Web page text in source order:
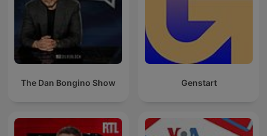
The Dan Bongino Show Genstart